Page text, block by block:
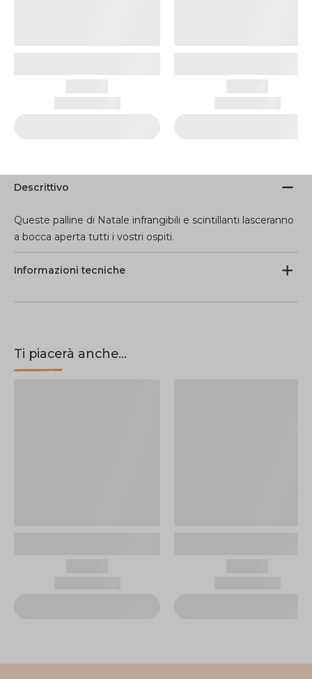
Descrittivo
Queste palline di Natale infrangibili e scintillanti lasceranno
a bocca aperta tutti i vostri ospiti.
Informazioni tecniche
Ti piacerà anche...